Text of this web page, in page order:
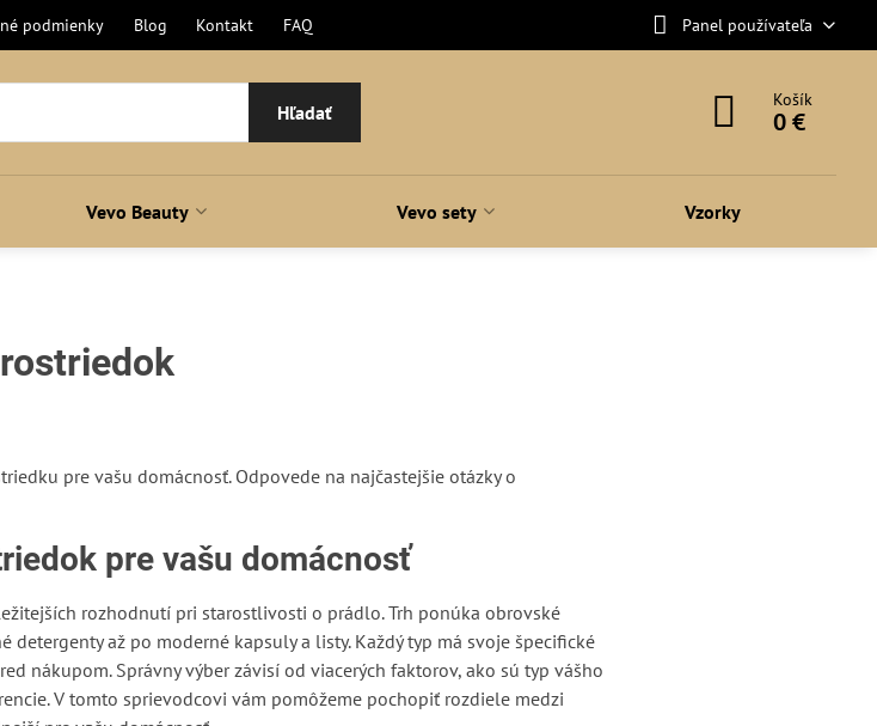
podmienky Blog Kontakt FAQ Panel používateľa
Hľadať
Košík
0 €
Vevo Beauty Vevo sety Vzorky
pre vašu domácnosť. Odpovede na najčastejšie otázky o
pre vašu domácnosť
rozhodnutí pri starostlivosti o prádlo. Trh ponúka obrovské
až po moderné kapsuly a listy. Každý typ má svoje špecifické
nákupom. Správny výber závisí od viacerých faktorov, ako sú typ vášho
V tomto sprievodcovi vám pomôžeme pochopiť rozdiele medzi